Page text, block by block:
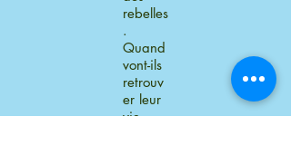
rebelles
.
Quand
vont-ils
retrouv
er leur
vie